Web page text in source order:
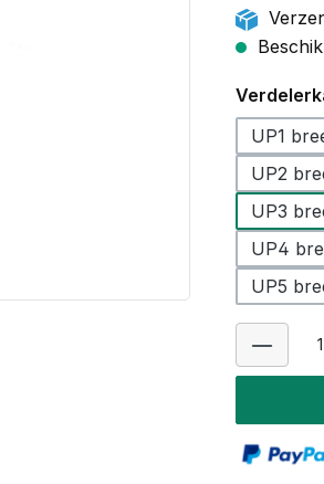
Selecteer
UP1
UP2
UP3
UP4
UP5